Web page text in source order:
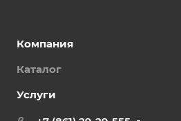
Компания
Каталог
Услуги